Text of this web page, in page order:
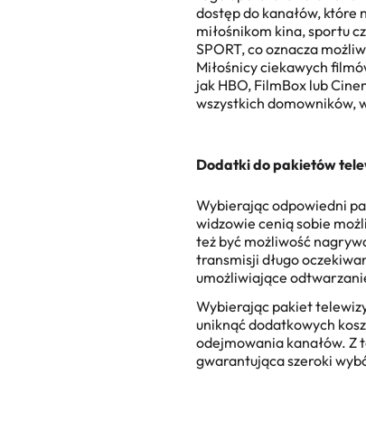
dostęp do kanałów, które
miłośnikom kina, sportu
SPORT, co oznacza
Miłośnicy ciekawych
jak HBO, FilmBox lub
wszystkich domowników,
Dodatki do pakietów
Wybierając odpowiedni
widzowie cenią sobie
też być możliwość
transmisji długo
umożliwiające
Wybierając pakiet
uniknąć dodatkowych
odejmowania kanałów. Z
gwarantująca szeroki